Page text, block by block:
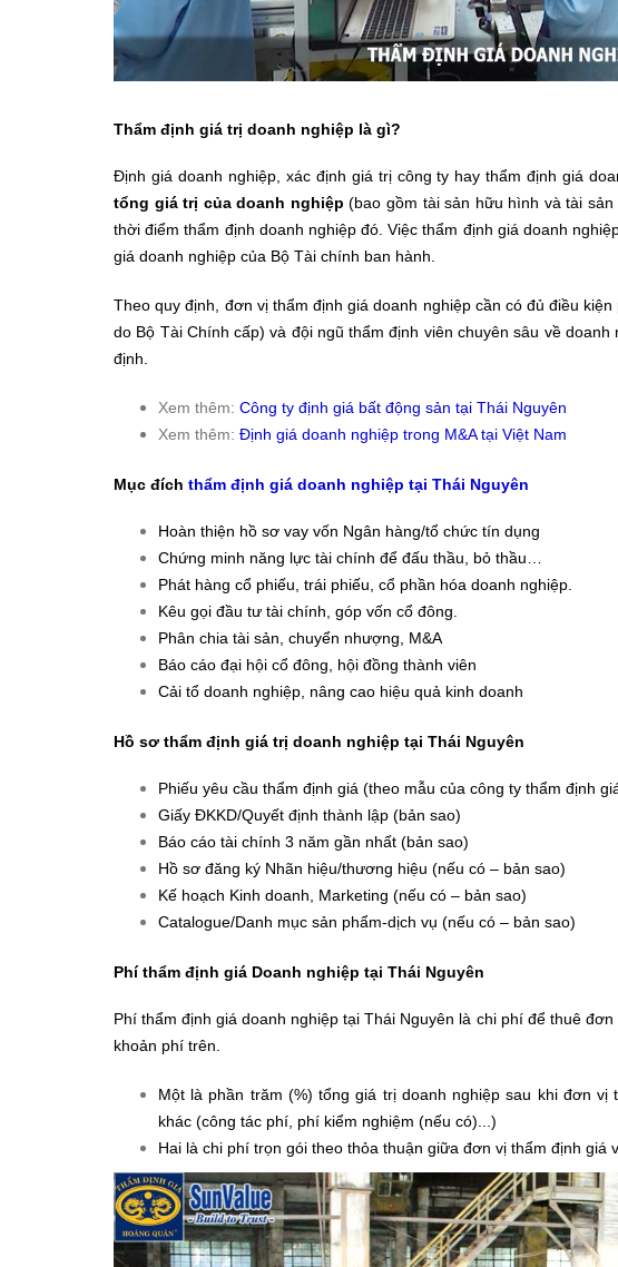
Thẩm định giá trị doanh nghiệp là gì?
Định giá doanh nghiệp, xác định giá trị công ty hay thẩm định giá
tổng giá trị của doanh nghiệp (bao gồm tài sản hữu hình và tài
thời điểm thẩm định doanh nghiệp đó. Việc thẩm định giá doanh
giá doanh nghiệp của Bộ Tài chính ban hành.
Theo quy định, đơn vị thẩm định giá doanh nghiệp cần có đủ điều
do Bộ Tài Chính cấp) và đội ngũ thẩm định viên chuyên sâu về
định.
Xem thêm: Công ty định giá bất động sản tại Thái Nguyên
Xem thêm: Định giá doanh nghiệp trong M&A tại Việt Nam
Mục đích thẩm định giá doanh nghiệp tại Thái Nguyên
Hoàn thiện hồ sơ vay vốn Ngân hàng/tổ chức tín dụng
Chứng minh năng lực tài chính để đấu thầu, bỏ thầu…
Phát hàng cổ phiếu, trái phiếu, cổ phần hóa doanh nghiệp.
Kêu gọi đầu tư tài chính, góp vốn cổ đông.
Phân chia tài sản, chuyển nhượng, M&A
Báo cáo đại hội cổ đông, hội đồng thành viên
Cải tổ doanh nghiệp, nâng cao hiệu quả kinh doanh
Hồ sơ thẩm định giá trị doanh nghiệp tại Thái Nguyên
Phiếu yêu cầu thẩm định giá (theo mẫu của công ty thẩm định
Giấy ĐKKD/Quyết định thành lập (bản sao)
Báo cáo tài chính 3 năm gần nhất (bản sao)
Hồ sơ đăng ký Nhãn hiệu/thương hiệu (nếu có – bản sao)
Kế hoạch Kinh doanh, Marketing (nếu có – bản sao)
Catalogue/Danh mục sản phẩm-dịch vụ (nếu có – bản sao)
Phí thẩm định giá Doanh nghiệp tại Thái Nguyên
Phí thẩm định giá doanh nghiệp tại Thái Nguyên là chi phí để thuê
khoản phí trên.
Một là phần trăm (%) tổng giá trị doanh nghiệp sau khi đơn
khác (công tác phí, phí kiểm nghiệm (nếu có)...)
Hai là chi phí trọn gói theo thỏa thuận giữa đơn vị thẩm định giá